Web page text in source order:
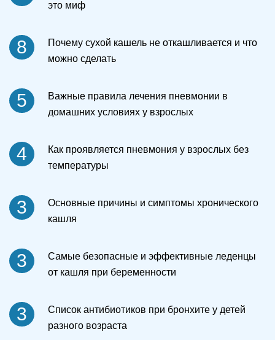
это миф
8
Почему сухой кашель не откашливается и что
можно сделать
5
Важные правила лечения пневмонии в
домашних условиях у взрослых
4
Как проявляется пневмония у взрослых без
температуры
3
Основные причины и симптомы хронического
кашля
3
Самые безопасные и эффективные леденцы
от кашля при беременности
3
Список антибиотиков при бронхите у детей
разного возраста